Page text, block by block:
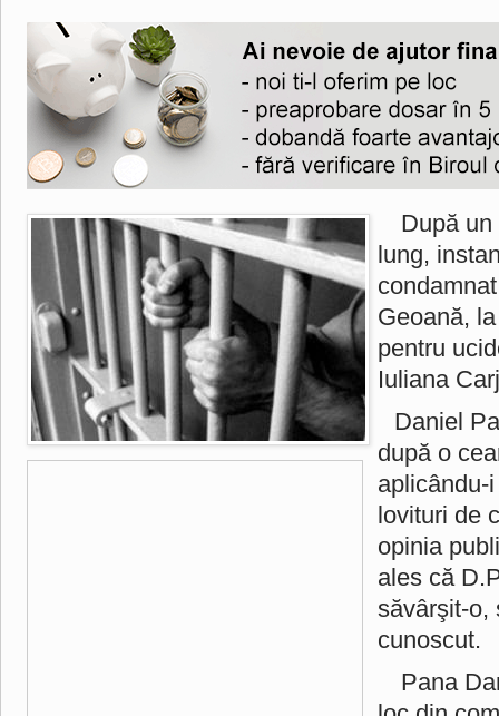
După
lung,
Geoană,
pentru
Iuliana
Daniel
după o
aplicându-
lovituri de
opinia
ales că
săvârşit-o,
cunoscut.
Pana